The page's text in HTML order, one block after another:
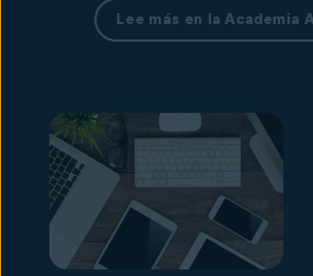
Lee más en la Academia